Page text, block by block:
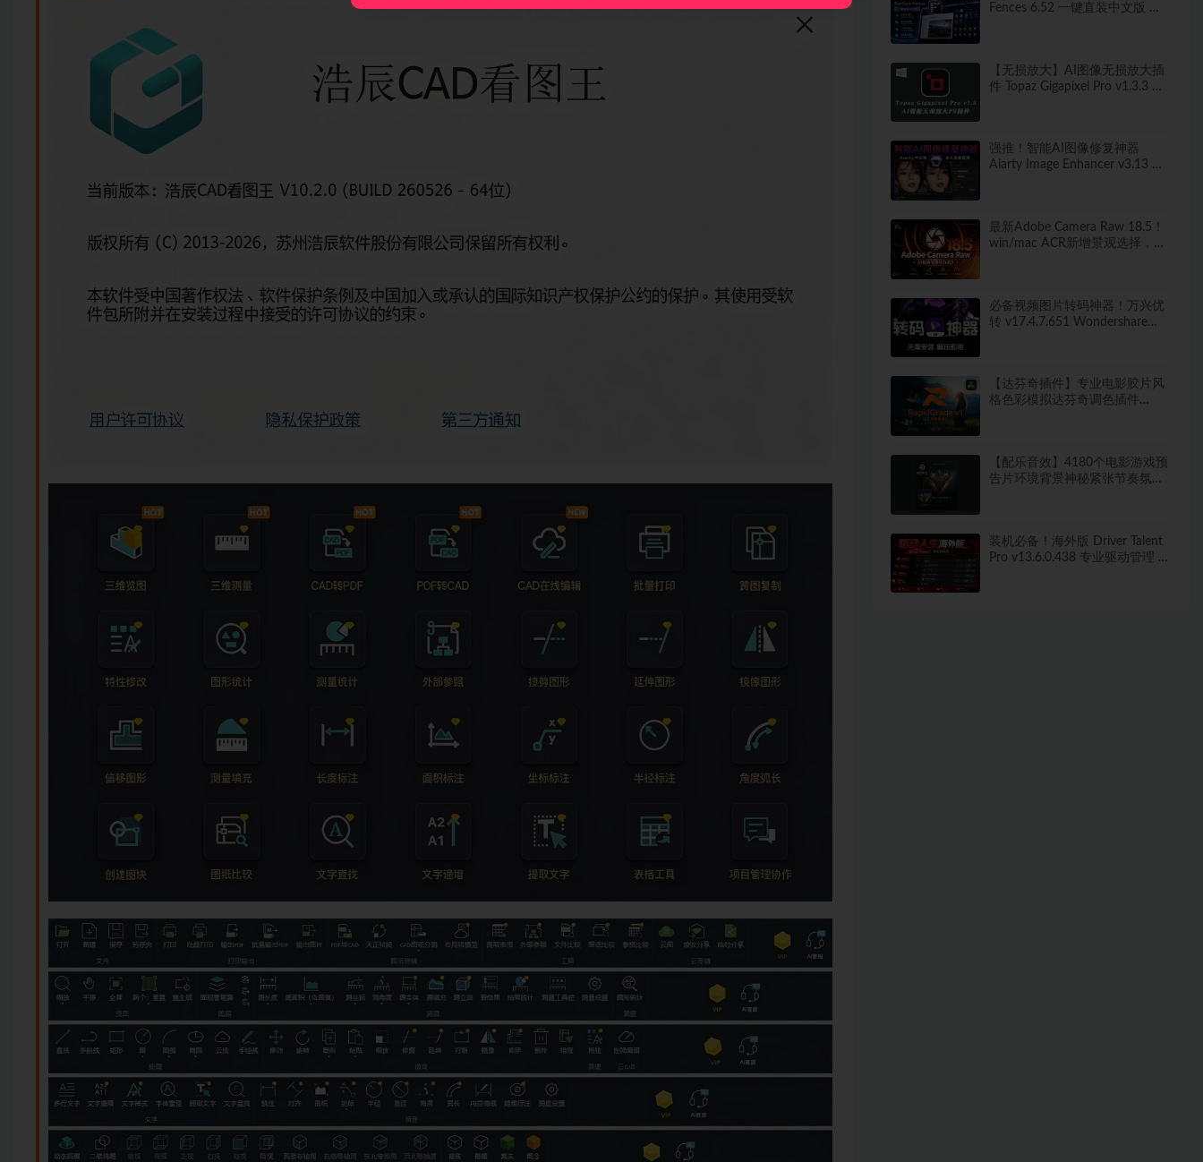
Fences 6.52 一键直装中文版 秒
【无损放大】AI图像无损放大插
件 Topaz Gigapixel Pro v1.3.3 中
强推！智能AI图像修复神器
Aiarty Image Enhancer v3.13 ！
最新Adobe Camera Raw 18.5！
win/mac ACR新增景观选择，干
必备视频图片转码神器！万兴优
转 v17.4.7.651 Wondershare
【达芬奇插件】专业电影胶片风
格色彩模拟达芬奇调色插件
【配乐音效】4180个电影游戏预
告片环境背景神秘紧张节奏氛围
装机必备！海外版 Driver Talent
Pro v13.6.0.438 专业驱动管理 告